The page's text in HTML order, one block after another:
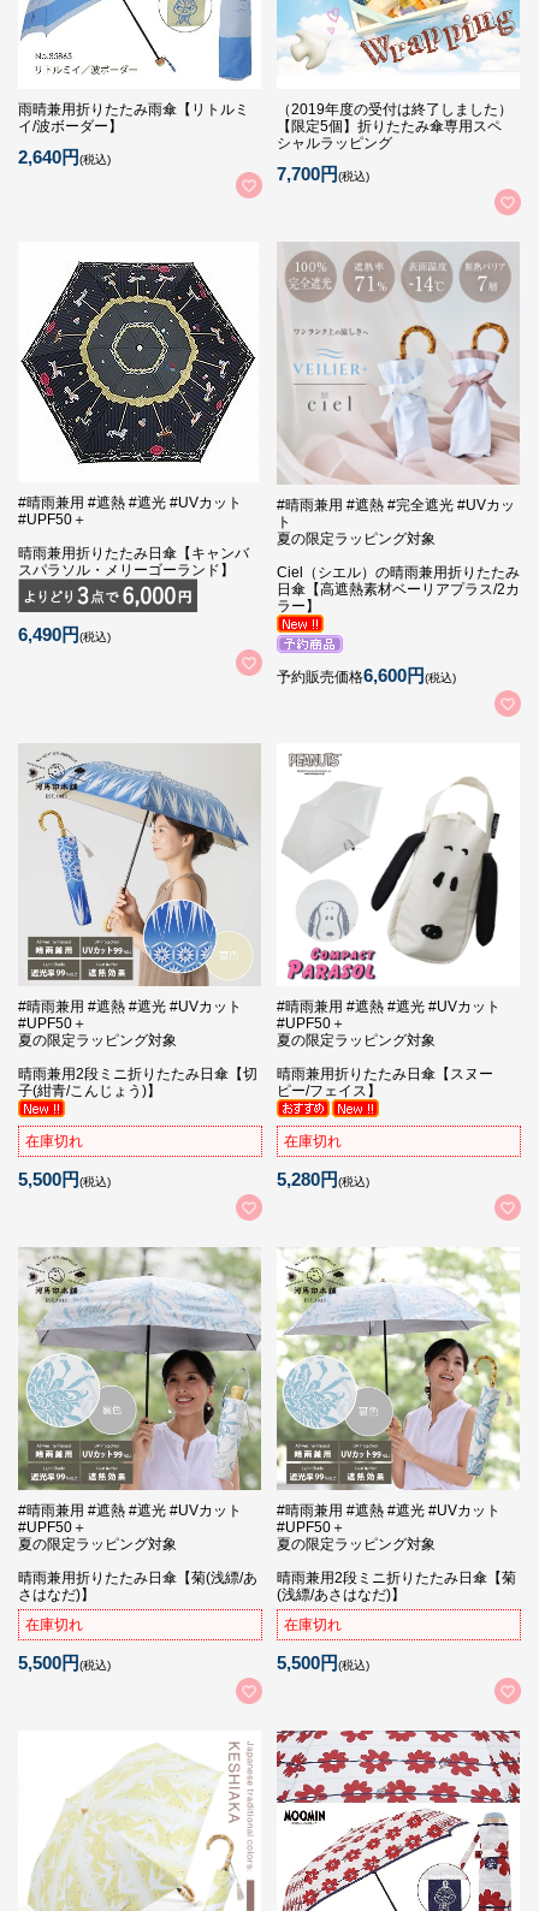
雨晴兼用折りたたみ雨傘【リトルミ
イ/波ボーダー】
2,640円(税込)
（2019年度の受付は終了しました）
【限定5個】折りたたみ傘専用スペ
シャルラッピング
7,700円(税込)
#晴雨兼用 #遮熱 #遮光 #UVカット
#UPF50＋
晴雨兼用折りたたみ日傘【キャンバ
スパラソル・メリーゴーランド】
6,490円(税込)
#晴雨兼用 #遮熱 #完全遮光 #UVカッ
ト
夏の限定ラッピング対象
Ciel（シエル）の晴雨兼用折りたたみ
日傘【高遮熱素材ベーリアプラス/2カ
ラー】
予約販売価格6,600円(税込)
#晴雨兼用 #遮熱 #遮光 #UVカット
#UPF50＋
夏の限定ラッピング対象
晴雨兼用2段ミニ折りたたみ日傘【切
子(紺青/こんじょう)】
在庫切れ
5,500円(税込)
#晴雨兼用 #遮熱 #遮光 #UVカット
#UPF50＋
夏の限定ラッピング対象
晴雨兼用折りたたみ日傘【スヌー
ピー/フェイス】
在庫切れ
5,280円(税込)
#晴雨兼用 #遮熱 #遮光 #UVカット
#UPF50＋
夏の限定ラッピング対象
晴雨兼用折りたたみ日傘【菊(浅縹/あ
さはなだ)】
在庫切れ
5,500円(税込)
#晴雨兼用 #遮熱 #遮光 #UVカット
#UPF50＋
夏の限定ラッピング対象
晴雨兼用2段ミニ折りたたみ日傘【菊
(浅縹/あさはなだ)】
在庫切れ
5,500円(税込)